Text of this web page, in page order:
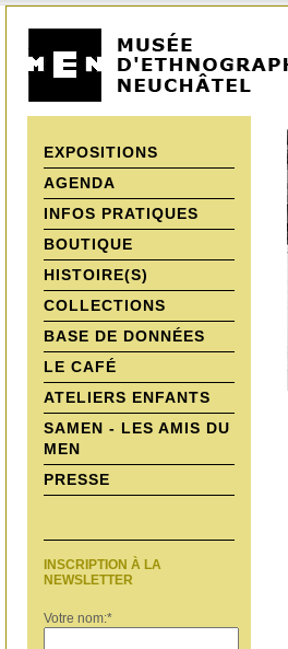
EXPOSITIONS
AGENDA
INFOS PRATIQUES
BOUTIQUE
HISTOIRE(S)
COLLECTIONS
BASE DE DONNÉES
LE CAFÉ
ATELIERS ENFANTS
SAMEN - LES AMIS DU
MEN
PRESSE
INSCRIPTION À LA
NEWSLETTER
Votre nom:*